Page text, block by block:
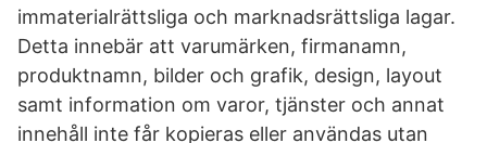
immaterialrättsliga och marknadsrättsliga lagar.
Detta innebär att varumärken, firmanamn,
produktnamn, bilder och grafik, design, layout
samt information om varor, tjänster och annat
innehåll inte får kopieras eller användas utan